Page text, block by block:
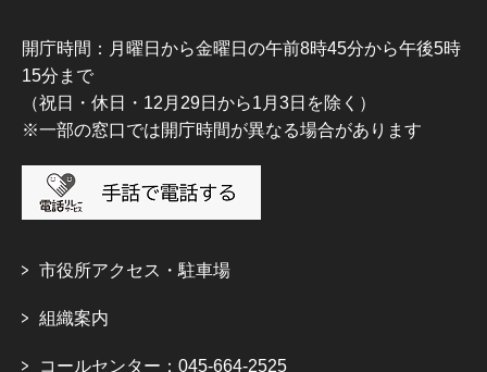
開庁時間：月曜日から金曜日の午前8時45分から午後5時
15分まで
（祝日・休日・12月29日から1月3日を除く）
※一部の窓口では開庁時間が異なる場合があります
市役所アクセス・駐車場
組織案内
コールセンター：045-664-2525